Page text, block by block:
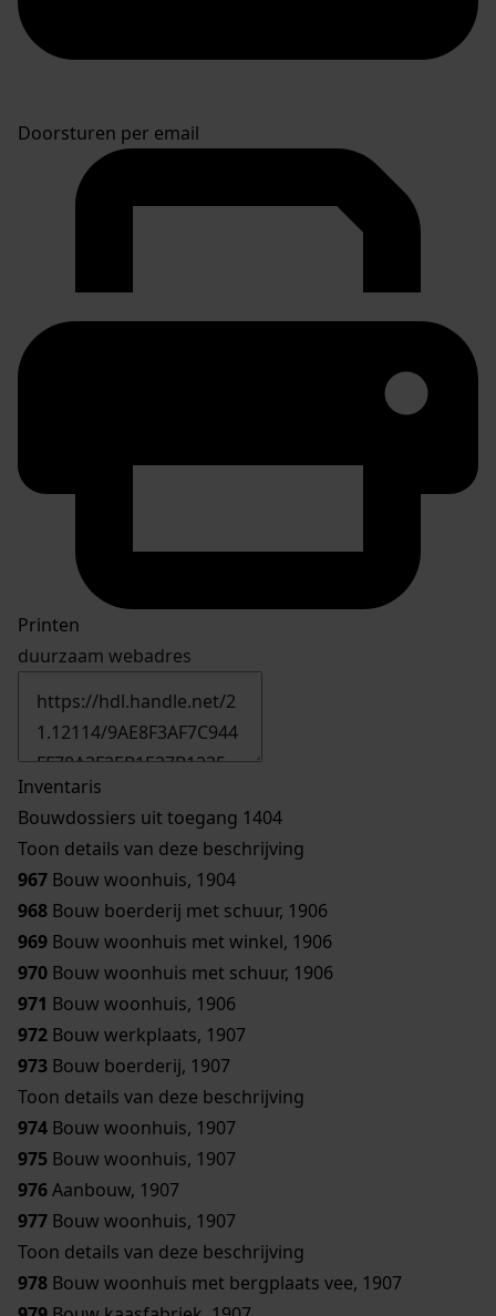
Doorsturen per email
Printen
duurzaam webadres
Inventaris
Bouwdossiers uit toegang 1404
Toon details van deze beschrijving
967 Bouw woonhuis, 1904
968 Bouw boerderij met schuur, 1906
969 Bouw woonhuis met winkel, 1906
970 Bouw woonhuis met schuur, 1906
971 Bouw woonhuis, 1906
972 Bouw werkplaats, 1907
973 Bouw boerderij, 1907
Toon details van deze beschrijving
974 Bouw woonhuis, 1907
975 Bouw woonhuis, 1907
976Aanbouw, 1907
977 Bouw woonhuis, 1907
Toon details van deze beschrijving
978 Bouw woonhuis met bergplaats vee, 1907